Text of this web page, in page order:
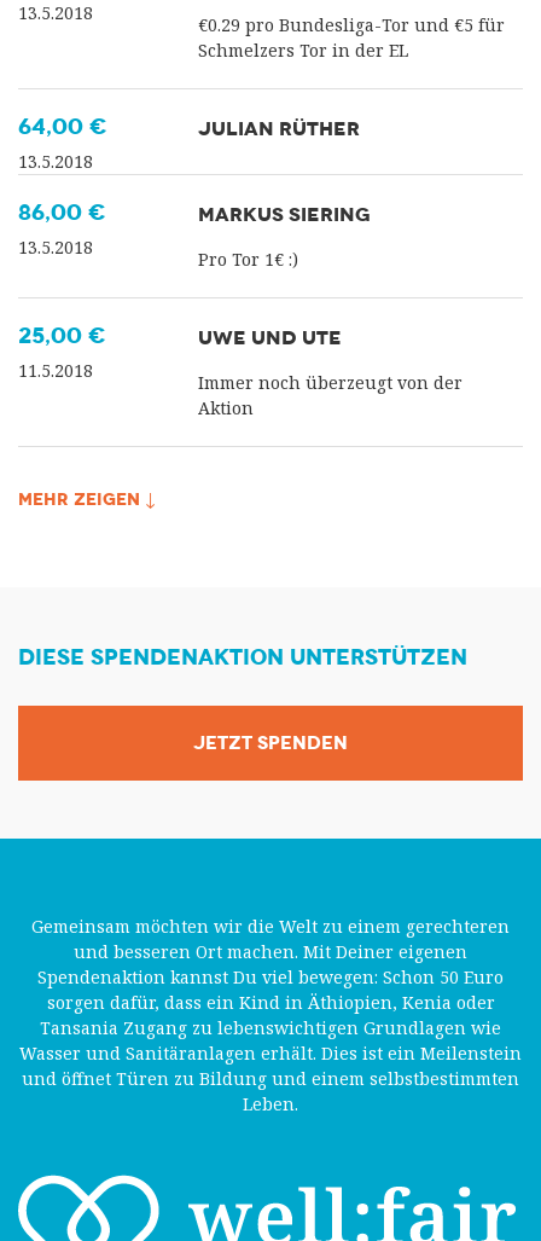
13.5.2018
€0.29 pro Bundesliga-Tor und €5 für
Schmelzers Tor in der EL
64,00 €
13.5.2018
JULIAN RÜTHER
86,00 €
13.5.2018
MARKUS SIERING
Pro Tor 1€ :)
25,00 €
11.5.2018
UWE UND UTE
Immer noch überzeugt von der
Aktion
MEHR ZEIGEN ↓
DIESE SPENDENAKTION UNTERSTÜTZEN
JETZT SPENDEN
Gemeinsam möchten wir die Welt zu einem gerechteren
und besseren Ort machen. Mit Deiner eigenen
Spendenaktion kannst Du viel bewegen: Schon 50 Euro
sorgen dafür, dass ein Kind in Äthiopien, Kenia oder
Tansania Zugang zu lebenswichtigen Grundlagen wie
Wasser und Sanitäranlagen erhält. Dies ist ein Meilenstein
und öffnet Türen zu Bildung und einem selbstbestimmten
Leben.